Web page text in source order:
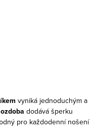
vyniká jednoduchým a
dodává šperku
pro každodenní nošení